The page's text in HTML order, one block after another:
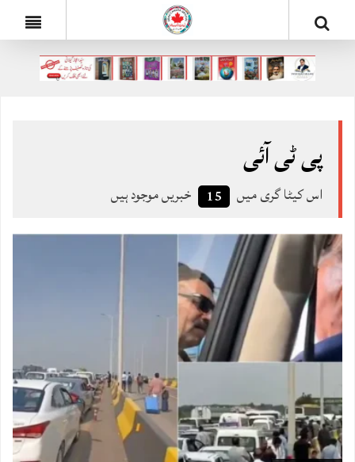
پی ٹی آئی
اس کیٹا گری میں 15 خبریں موجود ہیں